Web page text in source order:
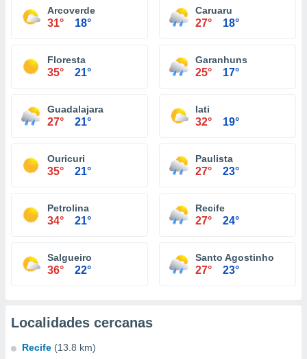
Arcoverde
31° 18°
Caruaru
27° 18°
Floresta
35° 21°
Garanhuns
25° 17°
Guadalajara
27° 21°
Iati
32° 19°
Ouricuri
35° 21°
Paulista
27° 23°
Petrolina
34° 21°
Recife
27° 24°
Salgueiro
36° 22°
Santo Agostinho
27° 23°
Localidades cercanas
Recife (13.8 km)